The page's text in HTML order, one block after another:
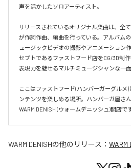
声を活かしたソロアーティスト。
リリースされているオリジナル楽曲は、全
が作詞作曲、編曲を行っている。アルバム
ュージックビデオの撮影やアニメーション
セプトであるファストフード店をCG/3D制
表現力を魅せるマルチミュージシャンな一面
ここはファストフード(ハンバーガーグルメ
ンテンツを楽しめる場所。ハンバーガ屋さ
WARM DENISH (ウォームデニッシュ)開店です
WARM DENISHの他のリリース： WARM